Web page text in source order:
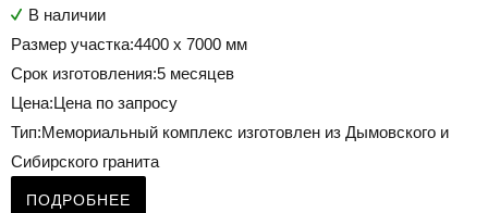
В наличии
Размер участка:4400 х 7000 мм
Срок изготовления:5 месяцев
Цена:Цена по запросу
Тип:Мемориальный комплекс изготовлен из Дымовского и
Сибирского гранита
ПОДРОБНЕЕ